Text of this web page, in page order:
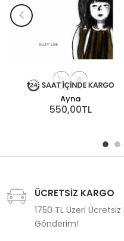
Ayna
550,00TL
ÜCRETSİZ KARGO
1750 TL Üzeri
Gönderim!